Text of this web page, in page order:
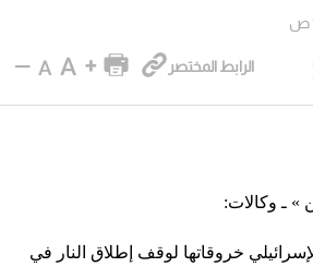
الرابط المختصر
» ـ وكالات:
خروقاتها لوقف إطلاق النار في